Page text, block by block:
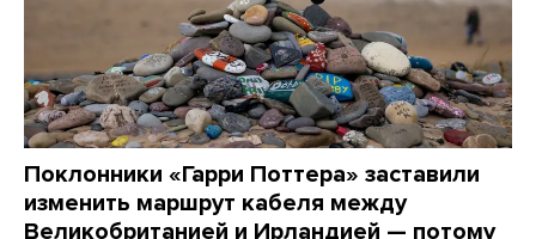
Поклонники «Гарри Поттера» заставили
изменить маршрут кабеля между
Великобританией и Ирландией — потому